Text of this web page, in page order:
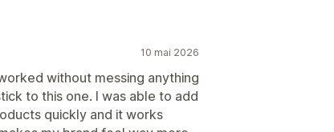
10 mai 2026
without messing anything
to this one. I was able to add
quickly and it works